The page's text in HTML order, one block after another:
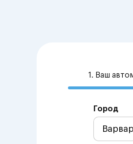
1. Ваш
Город